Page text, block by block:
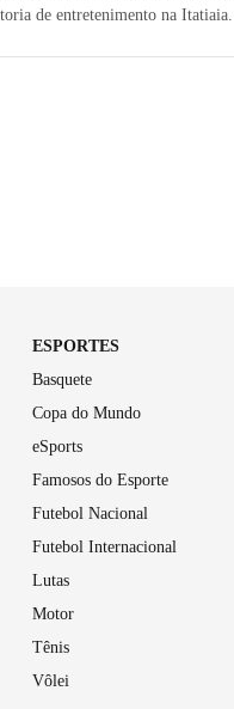
de entretenimento na Itatiaia.
ESPORTES
Basquete
Copa do Mundo
eSports
Famosos do Esporte
Futebol Nacional
Futebol Internacional
Lutas
Motor
Tênis
Vôlei